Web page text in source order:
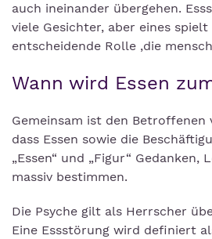
auch ineinander übergehen.
viele Gesichter, aber eines spielt
entscheidende Rolle ,die
Wann wird Essen
Gemeinsam ist den Betroffenen
dass Essen sowie die
„Essen“ und „Figur“ Gedanken,
massiv bestimmen.
Die Psyche gilt als Herrscher
Eine Essstörung wird definiert